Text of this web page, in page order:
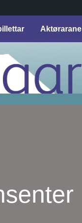
Aktørarane